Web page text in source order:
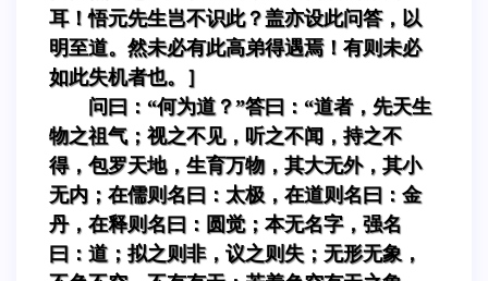
耳！悟元先生岂不识此？盖亦设此问答，以
明至道。然未必有此高弟得遇焉！有则未必
如此失机者也。］
问曰：“何为道？”答曰：“道者，先天生
物之祖气；视之不见，听之不闻，持之不
得，包罗天地，生育万物，其大无外，其小
无内；在儒则名曰：太极，在道则名曰：金
丹，在释则名曰：圆觉；本无名字，强名
曰：道；拟之则非，议之则失；无形无象，